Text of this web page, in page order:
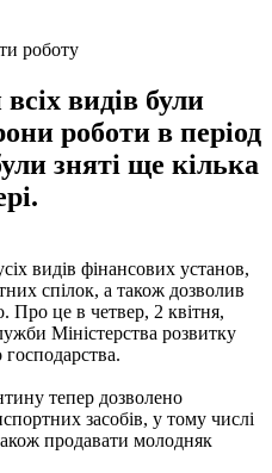
роботу
видів були
роботи в період
зняті ще кілька
видів фінансових установ,
спілок, а також дозволив
Про це в четвер, 2 квітня,
Міністерства розвитку
господарства.
тепер дозволено
засобів, у тому числі
продавати молодняк